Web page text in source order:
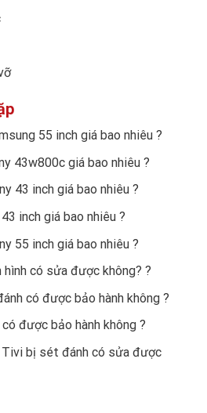
55 inch giá bao nhiêu ?
43w800c giá bao nhiêu ?
43 inch giá bao nhiêu ?
inch giá bao nhiêu ?
55 inch giá bao nhiêu ?
có sửa được không? ?
có được bảo hành không ?
được bảo hành không ?
bị sét đánh có sửa được